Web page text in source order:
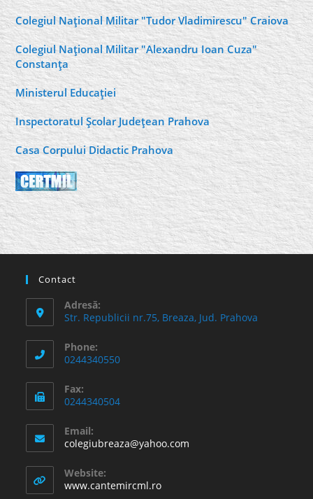
Colegiul Naţional Militar "Tudor Vladimirescu" Craiova
Colegiul Naţional Militar "Alexandru Ioan Cuza"
Constanţa
Ministerul Educaţiei
Inspectoratul Şcolar Judeţean Prahova
Casa Corpului Didactic Prahova
Contact
Adresă:
Str. Republicii nr.75, Breaza, Jud. Prahova
Phone:
0244340550
Fax:
0244340504
Email:
colegiubreaza@yahoo.com
Website:
www.cantemircml.ro